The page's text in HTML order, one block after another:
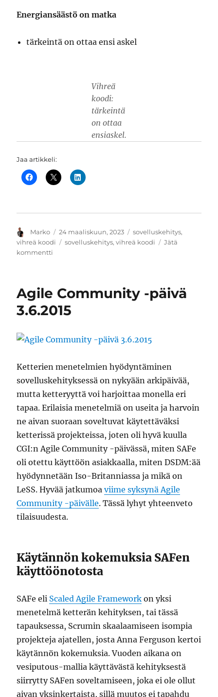
Energiansäästö on matka
tärkeintä on ottaa ensi askel
Vihreä
koodi:
tärkeintä
on ottaa
ensiaskel.
Jaa artikkeli:
Kirjoittaja
Marko Julkaistu
24 maaliskuun, 2023 Kategoriat
sovelluskehitys,
vihreä koodi
Avainsanat
sovelluskehitys,vihreä koodi
Jätä
kommentti
Agile Community -päivä
3.6.2015
Ketterien menetelmien hyödyntäminen
sovelluskehityksessä on nykyään arkipäivää,
mutta ketteryyttä voi harjoittaa monella eri
tapaa. Erilaisia menetelmiä on useita ja harvoin
ne aivan suoraan soveltuvat käytettäväksi
ketterissä projekteissa, joten oli hyvä kuulla
CGI:n Agile Community -päivässä, miten SAFe
oli otettu käyttöön asiakkaalla, miten DSDM:ää
hyödynnetään Iso-Britanniassa ja mikä on
LeSS. Hyvää jatkumoaviime syksynä Agile
Community -päivälle. Tässä lyhyt yhteenveto
tilaisuudesta.
Käytännön kokemuksia SAFen
käyttöönotosta
SAFe eli Scaled Agile Framework on yksi
menetelmä ketterän kehityksen, tai tässä
tapauksessa, Scrumin skaalaamiseen isompia
projekteja ajatellen, josta Anna Ferguson kertoi
käytännön kokemuksia. Vuoden aikana on
vesiputous-mallia käyttävästä kehityksestä
siirrytty SAFen soveltamiseen, joka ei ole ollut
aivan yksinkertaista, sillä muutos ei tapahdu